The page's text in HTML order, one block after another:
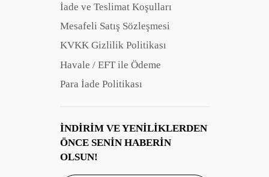
İade ve Teslimat Koşulları
Mesafeli Satış Sözleşmesi
KVKK Gizlilik Politikası
Havale / EFT ile Ödeme
Para İade Politikası
İNDIRIM VE YENILIKLERDEN
ÖNCE SENIN HABERIN
OLSUN!